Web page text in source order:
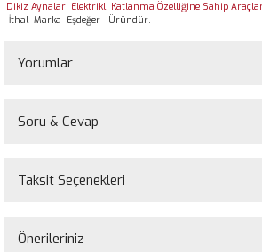
Dikiz Aynaları Elektrikli Katlanma Özelliğine Sahip
İthal Marka Eşdeğer Üründür.
Yorumlar
Soru & Cevap
Ürün hakkında henüz soru
Taksit Seçenekleri
Önerileriniz